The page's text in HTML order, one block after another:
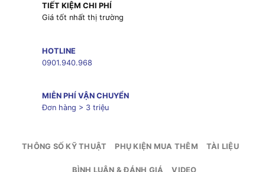
TIẾT KIỆM CHI PHÍ
Giá tốt nhất thị trường
HOTLINE
0901.940.968
MIỄN PHÍ VẬN CHUYỂN
Đơn hàng > 3 triệu
THÔNG SỐ KỸ THUẬT PHỤ KIỆN MUA THÊM TÀI LIỆU
BÌNH LUẬN & ĐÁNH GIÁ VIDEO